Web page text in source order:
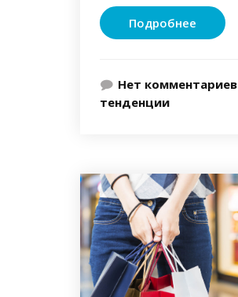
Подробнее
Нет комментариев
тенденции